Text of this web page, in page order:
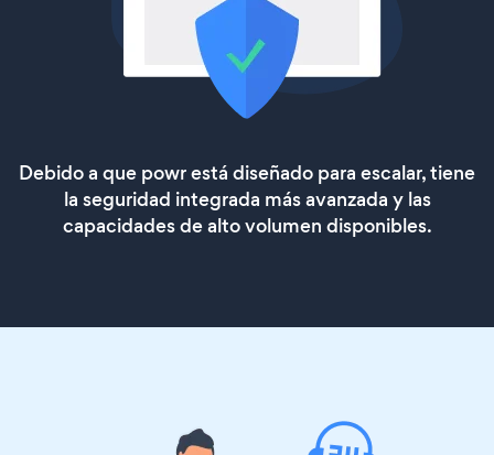
Debido a que powr está diseñado para escalar, tiene
la seguridad integrada más avanzada y las
capacidades de alto volumen disponibles.